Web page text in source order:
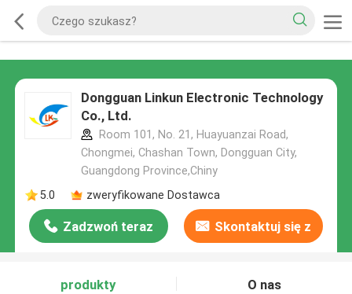
Dongguan Linkun Electronic Technology
Co., Ltd.
Room 101, No. 21, Huayuanzai Road,
Chongmei, Chashan Town, Dongguan City,
Guangdong Province,Chiny
5.0
zweryfikowane Dostawca
Zadzwoń teraz Skontaktuj się z
produkty
O nas